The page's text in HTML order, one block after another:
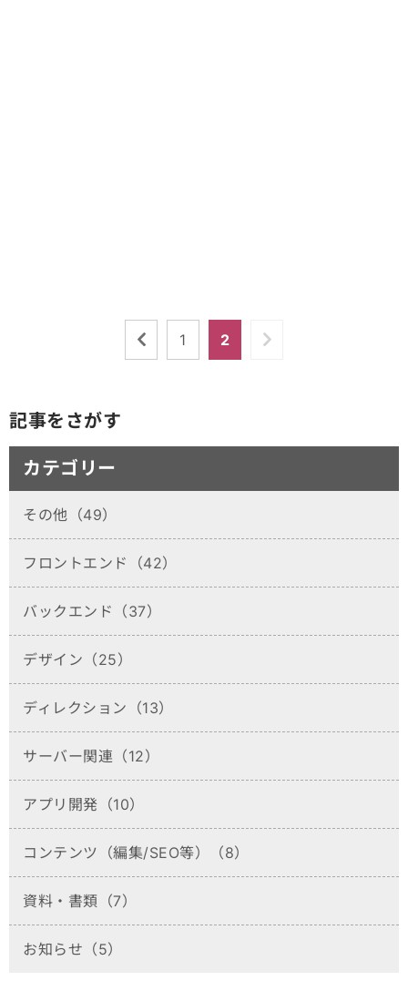
1 2
記事をさがす
カテゴリー
その他（49）
フロントエンド（42）
バックエンド（37）
デザイン（25）
ディレクション（13）
サーバー関連（12）
アプリ開発（10）
コンテンツ（編集/SEO等）（8）
資料・書類（7）
お知らせ（5）